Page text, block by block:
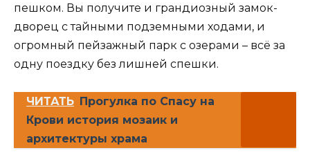
пешком. Вы получите и грандиозный замок-
дворец с тайными подземными ходами, и
огромный пейзажный парк с озерами – всё за
одну поездку без лишней спешки.
ЧИТАТЬ Прогулка по Спасу на
Крови история мозаик и
архитектуры храма